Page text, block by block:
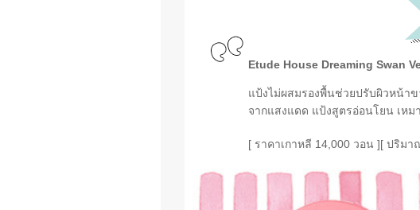
Etude House Dreaming Swan
แป้งไม่ผสมรองพื้นช่วยปรับผิวหน้า
จากแสงแดด แป้งสูตรอ่อนโยน เห
[ ราคาเกาหลี 14,000 วอน ][ ปริมา